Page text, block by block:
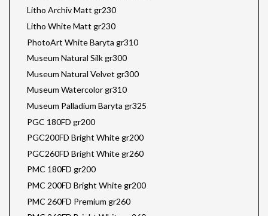
Litho Archiv Matt gr230
Litho White Matt gr230
PhotoArt White Baryta gr310
Museum Natural Silk gr300
Museum Natural Velvet gr300
Museum Watercolor gr310
Museum Palladium Baryta gr325
PGC 180FD gr200
PGC200FD Bright White gr200
PGC260FD Bright White gr260
PMC 180FD gr200
PMC 200FD Bright White gr200
PMC 260FD Premium gr260